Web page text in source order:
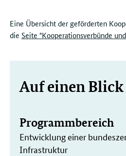
Eine Übersicht der geförderten
die Seite "Kooperationsverbünde
Weitere
Auf einen Blick
Programmbereich
Entwicklung einer
Infrastruktur